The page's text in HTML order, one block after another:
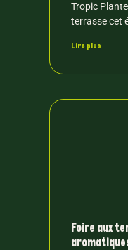
Tropic
terrasse cet
Lire plus
Foire aux